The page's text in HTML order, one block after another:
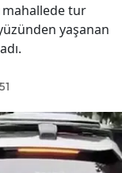
mahallede tur
yaşanan